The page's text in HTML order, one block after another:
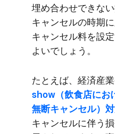
埋め合わせできない​​
キャンセルの​​時期
キャンセル料を​​設
よいでしょう。
た​とえば、​​経済産
show​（飲食店に​​お
無断キャンセル）​​
キャンセルに​​伴う​​